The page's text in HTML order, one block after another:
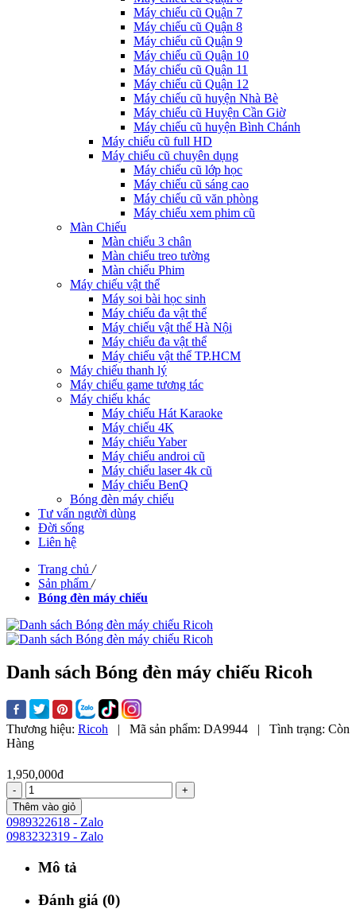
Máy chiếu cũ Quận 7
Máy chiếu cũ Quận 8
Máy chiếu cũ Quận 9
Máy chiếu cũ Quận 10
Máy chiếu cũ Quận 11
Máy chiếu cũ Quận 12
Máy chiếu cũ huyện Nhà Bè
Máy chiếu cũ Huyện Cần Giờ
Máy chiếu cũ huyện Bình Chánh
Máy chiếu cũ full HD
Máy chiếu cũ chuyên dụng
Máy chiếu cũ lớp học
Máy chiếu cũ sáng cao
Máy chiếu cũ văn phòng
Máy chiếu xem phim cũ
Màn Chiếu
Màn chiếu 3 chân
Màn chiếu treo tường
Màn chiếu Phim
Máy chiếu vật thể
Máy soi bài học sinh
Máy chiếu đa vật thể
Máy chiếu vật thể Hà Nội
Máy chiếu đa vật thể
Máy chiếu vật thể TP.HCM
Máy chiếu thanh lý
Máy chiếu game tương tác
Máy chiếu khác
Máy chiếu Hát Karaoke
Máy chiếu 4K
Máy chiếu Yaber
Máy chiếu androi cũ
Máy chiếu laser 4k cũ
Máy chiếu BenQ
Bóng đèn máy chiếu
Tư vấn người dùng
Đời sống
Liên hệ
Trang chủ /
Sản phẩm /
Bóng đèn máy chiếu
Danh sách Bóng đèn máy chiếu Ricoh
Thương hiệu: Ricoh | Mã sản phẩm: DA9944 | Tình trạng: Còn
Hàng
1,950,000đ
-
+
Thêm vào giỏ
0989322618 - Zalo
0983232319 - Zalo
Mô tả
Đánh giá (0)